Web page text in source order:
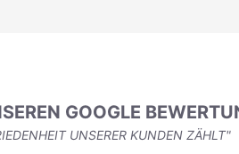
GOOGLE
UNSERER KUNDEN ZÄHLT"